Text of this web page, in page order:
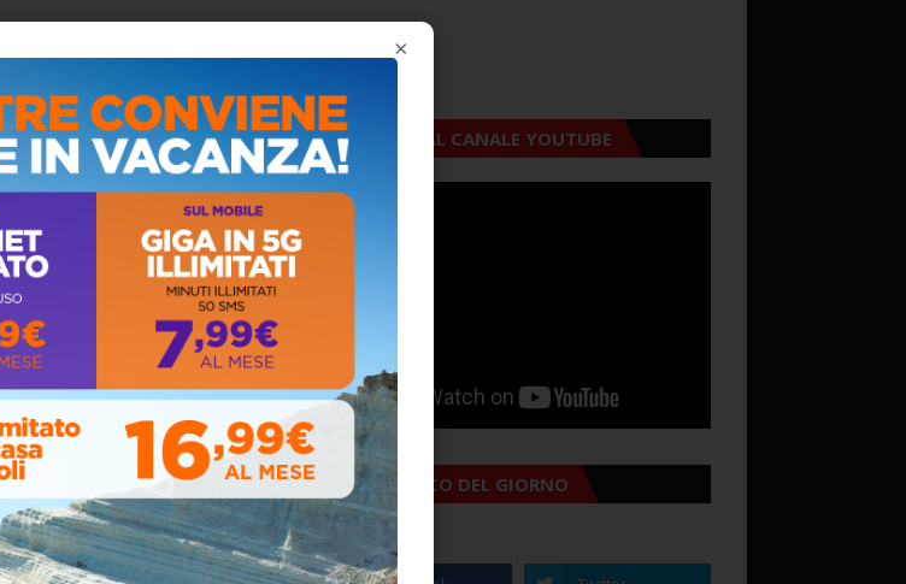
×
ISCRIVITI AL CANALE YOUTUBE
ALMANACCO DEL GIORNO